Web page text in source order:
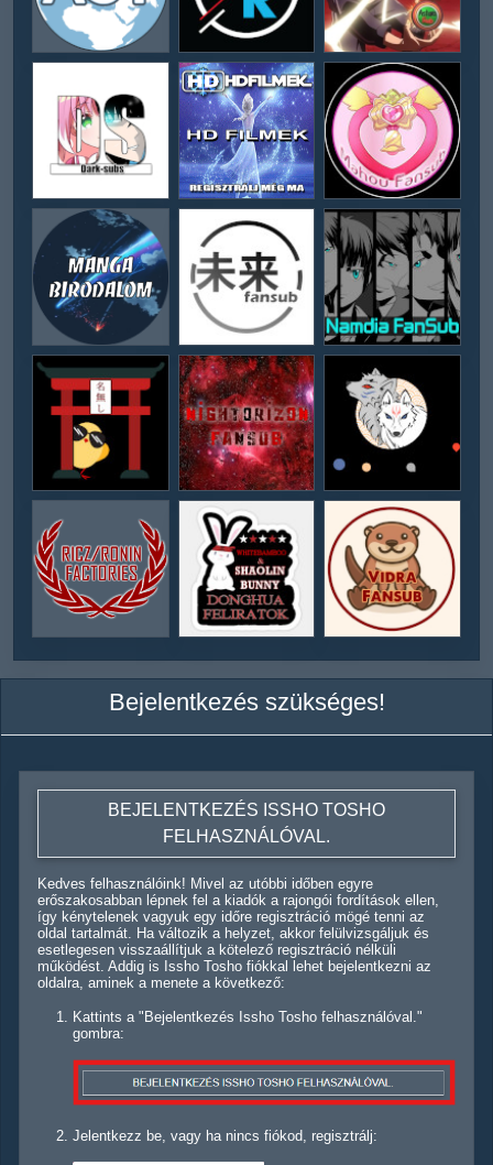
Bejelentkezés szükséges!
BEJELENTKEZÉS ISSHO TOSHO
FELHASZNÁLÓVAL.
Kedves felhasználóink! Mivel az utóbbi időben egyre
erőszakosabban lépnek fel a kiadók a rajongói fordítások ellen,
így kénytelenek vagyuk egy időre regisztráció mögé tenni az
oldal tartalmát. Ha változik a helyzet, akkor felülvizsgáljuk és
esetlegesen visszaállítjuk a kötelező regisztráció nélküli
működést. Addig is Issho Tosho fiókkal lehet bejelentkezni az
oldalra, aminek a menete a következő:
Kattints a "Bejelentkezés Issho Tosho felhasználóval."
gombra:
Jelentkezz be, vagy ha nincs fiókod, regisztrálj: